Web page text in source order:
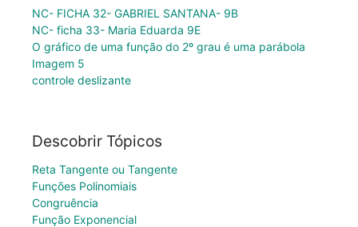
NC- FICHA 32- GABRIEL SANTANA- 9B
NC- ficha 33- Maria Eduarda 9E
O gráfico de uma função do 2º grau é uma parábola
Imagem 5
controle deslizante
Descobrir Tópicos
Reta Tangente ou Tangente
Funções Polinomiais
Congruência
Função Exponencial